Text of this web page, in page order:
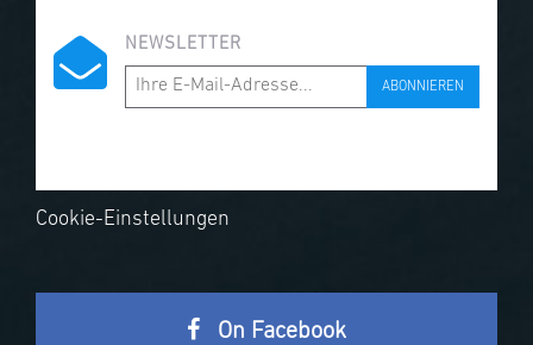
NEWSLETTER
ABONNIEREN
Cookie-Einstellungen
On Facebook